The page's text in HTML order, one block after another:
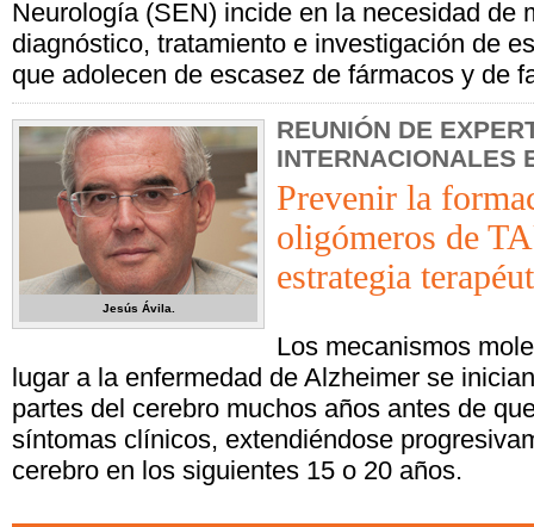
Neurología (SEN) incide en la necesidad de
diagnóstico, tratamiento e investigación de
que adolecen de escasez de fármacos y de
Jesús Ávila.
REUNIÓN DE
INTERNACIONALES
Prevenir la
oligómeros de
estrategia
Los mecanismos
lugar a la enfermedad de Alzheimer se
partes del cerebro muchos años antes de
síntomas clínicos, extendiéndose
cerebro en los siguientes 15 o 20 años.